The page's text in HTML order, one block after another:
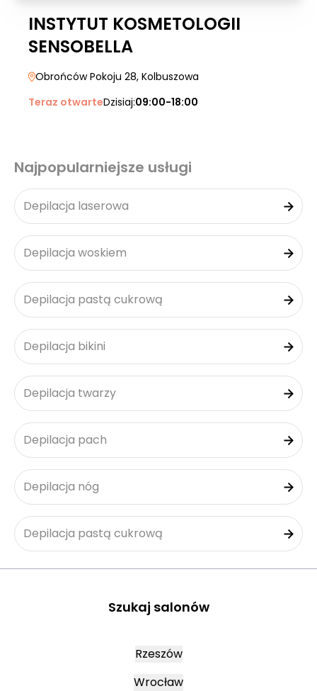
INSTYTUT KOSMETOLOGII
SENSOBELLA
Obrońców Pokoju 28, Kolbuszowa
Teraz otwarteDzisiaj:09:00-18:00
Najpopularniejsze usługi
Depilacja laserowa
Depilacja woskiem
Depilacja pastą cukrową
Depilacja bikini
Depilacja twarzy
Depilacja pach
Depilacja nóg
Depilacja pastą cukrową
Szukaj salonów
Rzeszów
Wrocław